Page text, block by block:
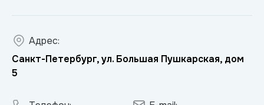
Адрес:
Санкт-Петербург, ул. Большая Пушкарская, дом
5